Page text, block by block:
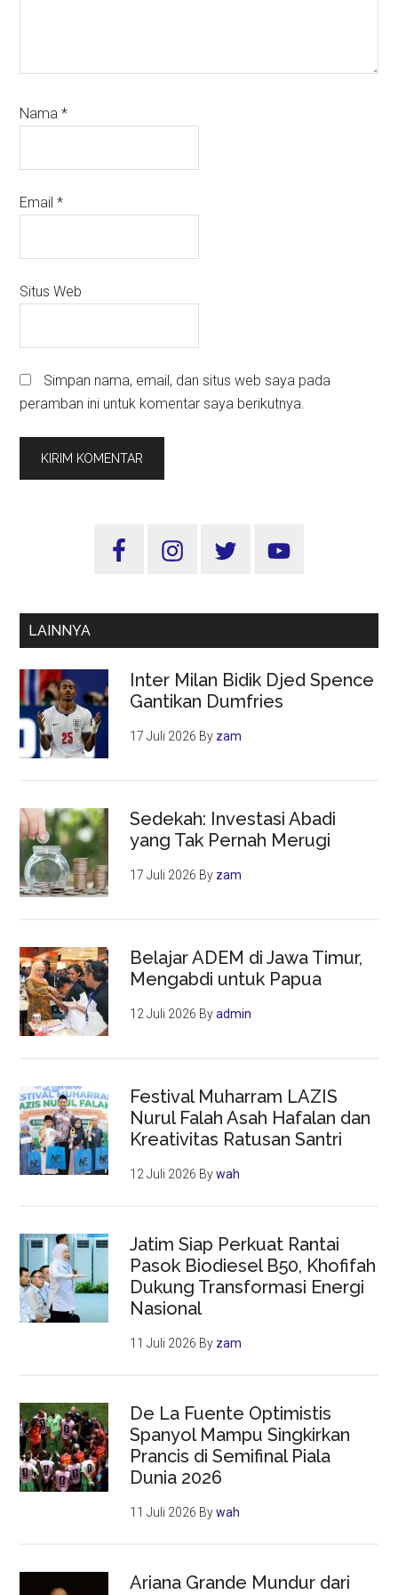
Nama*
Email*
Situs Web
Simpan nama, email, dan situs web saya pada
peramban ini untuk komentar saya berikutnya.
Sidebar
LAINNYA
Inter Milan Bidik Djed Spence
Gantikan Dumfries
17 Juli 2026 By zam
Sedekah: Investasi Abadi
yang Tak Pernah Merugi
17 Juli 2026 By zam
Belajar ADEM di Jawa Timur,
Mengabdi untuk Papua
12 Juli 2026 Byadmin
Festival Muharram LAZIS
Nurul Falah Asah Hafalan dan
Kreativitas Ratusan Santri
12 Juli 2026 Bywah
Jatim Siap Perkuat Rantai
Pasok Biodiesel B50, Khofifah
Dukung Transformasi Energi
Nasional
11 Juli 2026 By zam
De La Fuente Optimistis
Spanyol Mampu Singkirkan
Prancis di Semifinal Piala
Dunia 2026
11 Juli 2026 Bywah
Ariana Grande Mundur dari